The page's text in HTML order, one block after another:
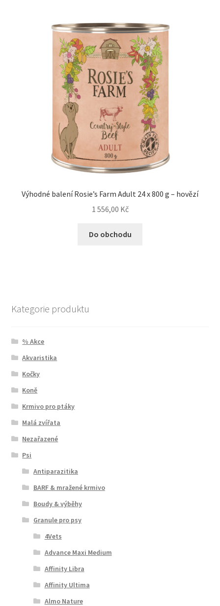
Výhodné balení Rosie’s Farm Adult 24 x 800 g – hovězí
1 556,00 Kč
Do obchodu
Kategorie produktu
% Akce
Akvaristika
Kočky
Koně
Krmivo pro ptáky
Malá zvířata
Nezařazené
Psi
Antiparazitika
BARF & mražené krmivo
Boudy & výběhy
Granule pro psy
4Vets
Advance Maxi Medium
Affinity Libra
Affinity Ultima
Almo Nature